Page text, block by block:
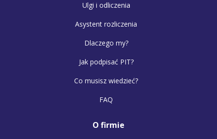
Ulgi i odliczenia
Asystent rozliczenia
Dlaczego my?
Jak podpisać PIT?
Co musisz wiedzieć?
FAQ
O firmie